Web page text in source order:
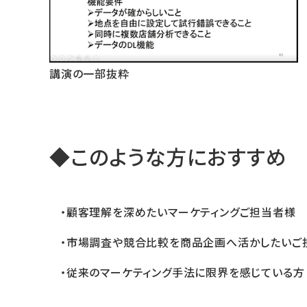
講演の一部抜粋
◆このような方におすすめ
・顧客理解を深めたいマーケティングご担当者様
・市場調査や競合比較を商品企画へ活かしたい
・従来のマーケティング手法に限界を感じている方